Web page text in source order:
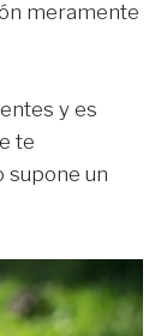
meramente
y es
te
supone un